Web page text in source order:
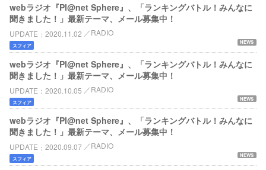
webラジオ『Pl@net Sphere』、「ランキングバトル！みんなに
聞きました！」最新テーマ、メール募集中！
UPDATE 2020.11.02 RADIO
NEWS
スフィア
webラジオ『Pl@net Sphere』、「ランキングバトル！みんなに
聞きました！」最新テーマ、メール募集中！
UPDATE 2020.10.05 RADIO
NEWS
スフィア
webラジオ『Pl@net Sphere』、「ランキングバトル！みんなに
聞きました！」最新テーマ、メール募集中！
UPDATE 2020.09.07 RADIO
NEWS
スフィア